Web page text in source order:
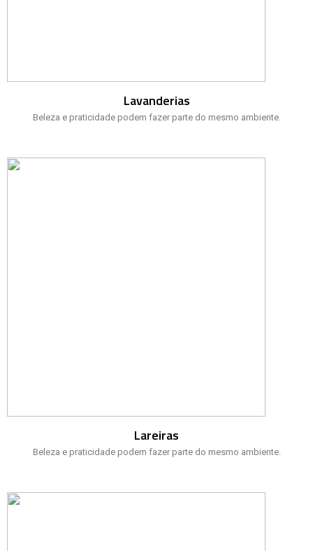
Lavanderias
Beleza e praticidade podem fazer parte do mesmo ambiente.
Lareiras
Beleza e praticidade podem fazer parte do mesmo ambiente.